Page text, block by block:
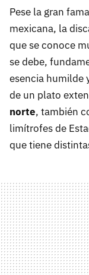
Pese la gran
mexicana, la
que se conoce
se debe,
esencia humilde
de un plato
norte, también
limítrofes de
que tiene